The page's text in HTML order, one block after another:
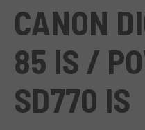
CANON
85 IS /
SD770 IS